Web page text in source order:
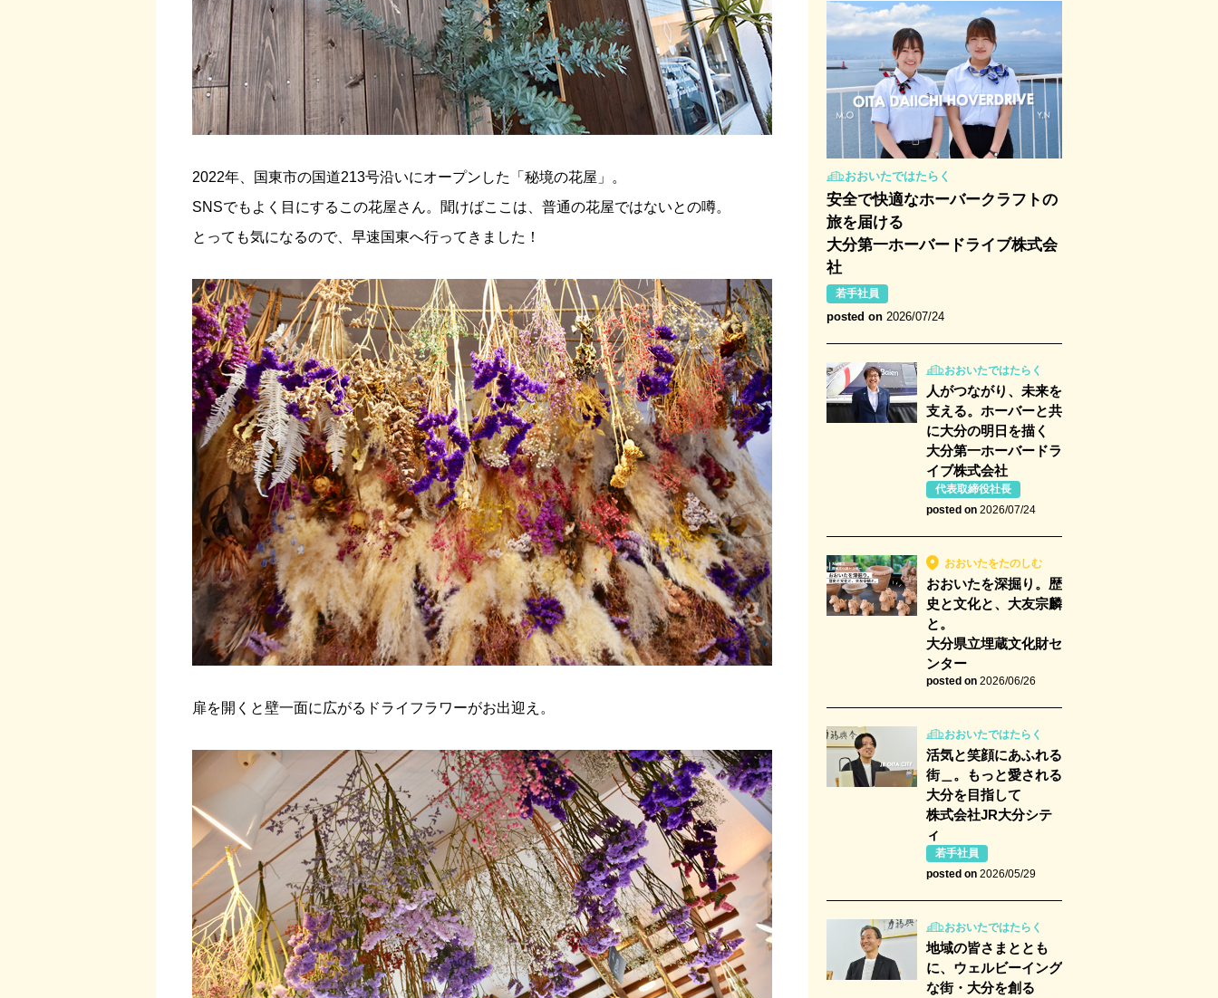
2022年、国東市の国道213号沿いにオープンした「秘境の花屋」。
SNSでもよく目にするこの花屋さん。聞けばここは、普通の花屋ではないとの噂。
とっても気になるので、早速国東へ行ってきました！
扉を開くと壁一面に広がるドライフラワーがお出迎え。
おおいたではたらく
安全で快適なホーバークラフトの
旅を届ける
大分第一ホーバードライブ株式会
社
若手社員
posted on 2026/07/24
おおいたではたらく
人がつながり、未来を
支える。ホーバーと共
に大分の明日を描く
大分第一ホーバードラ
イブ株式会社
代表取締役社長
posted on 2026/07/24
おおいたをたのしむ
おおいたを深掘り。歴
史と文化と、大友宗麟
と。
大分県立埋蔵文化財セ
ンター
posted on 2026/06/26
おおいたではたらく
活気と笑顔にあふれる
街＿。もっと愛される
大分を目指して
株式会社JR大分シテ
ィ
若手社員
posted on 2026/05/29
おおいたではたらく
地域の皆さまととも
に、ウェルビーイング
な街・大分を創る